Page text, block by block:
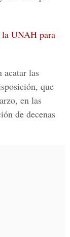
UNAH para
acatar las
que
en las
de decenas